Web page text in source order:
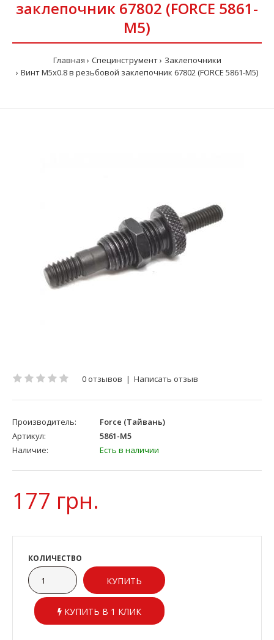
заклепочник 67802 (FORCE 5861-
M5)
Главная Специнструмент
Заклепочники
Винт M5x0.8 в резьбовой заклепочник 67802 (FORCE 5861-M5)
0 отзывов | Написать отзыв
Производитель:
Force (Тайвань)
Артикул:
5861-M5
Наличие:
Есть в наличии
177 грн.
КОЛИЧЕСТВО
КУПИТЬ В 1 КЛИК